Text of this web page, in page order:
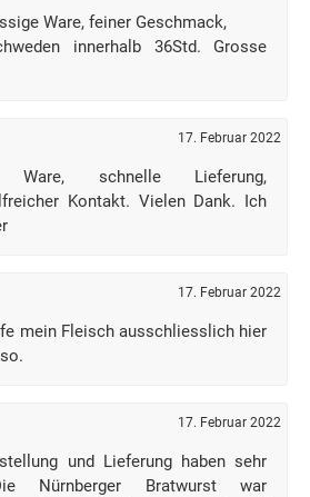
Ware, feiner Geschmack,
innerhalb 36Std. Grosse
17. Februar 2022
Ware, schnelle Lieferung,
Kontakt. Vielen Dank. Ich
17. Februar 2022
mein Fleisch ausschliesslich hier
17. Februar 2022
und Lieferung haben sehr
Nürnberger Bratwurst war